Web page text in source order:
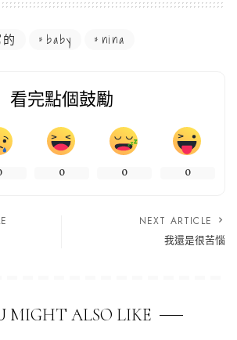
baby nina
看完點個鼓勵
0 0 0
NEXT ARTICLE
我還是很苦惱
MIGHT ALSO LIKE